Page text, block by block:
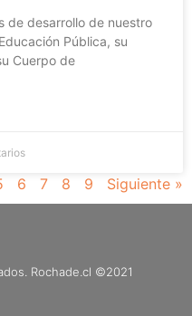
de desarrollo de nuestro
Pública, su
Cuerpo de
6 7 8 9 Siguiente »
Rochade.cl ©2021